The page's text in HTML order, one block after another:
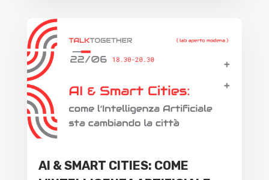
AI & SMART CITIES: COME